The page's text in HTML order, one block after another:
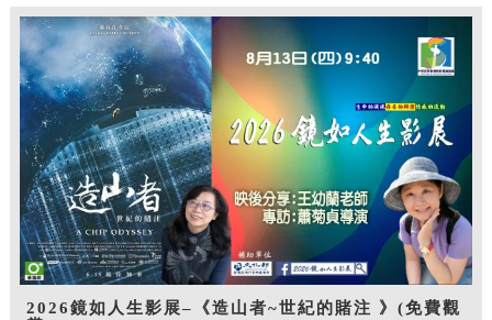
2026鏡如人生影展–《造山者~世紀的賭注 》(免費觀